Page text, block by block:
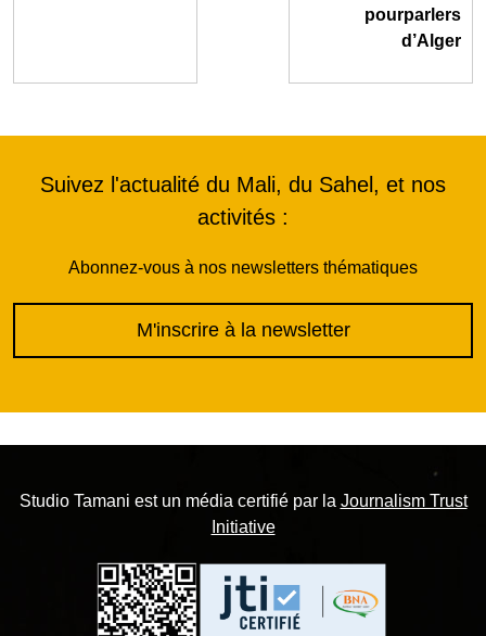
pourparlers
d’Alger
Suivez l'actualité du Mali, du Sahel, et nos
activités :
Abonnez-vous à nos newsletters thématiques
M'inscrire à la newsletter
Studio Tamani est un média certifié par la Journalism Trust
Initiative